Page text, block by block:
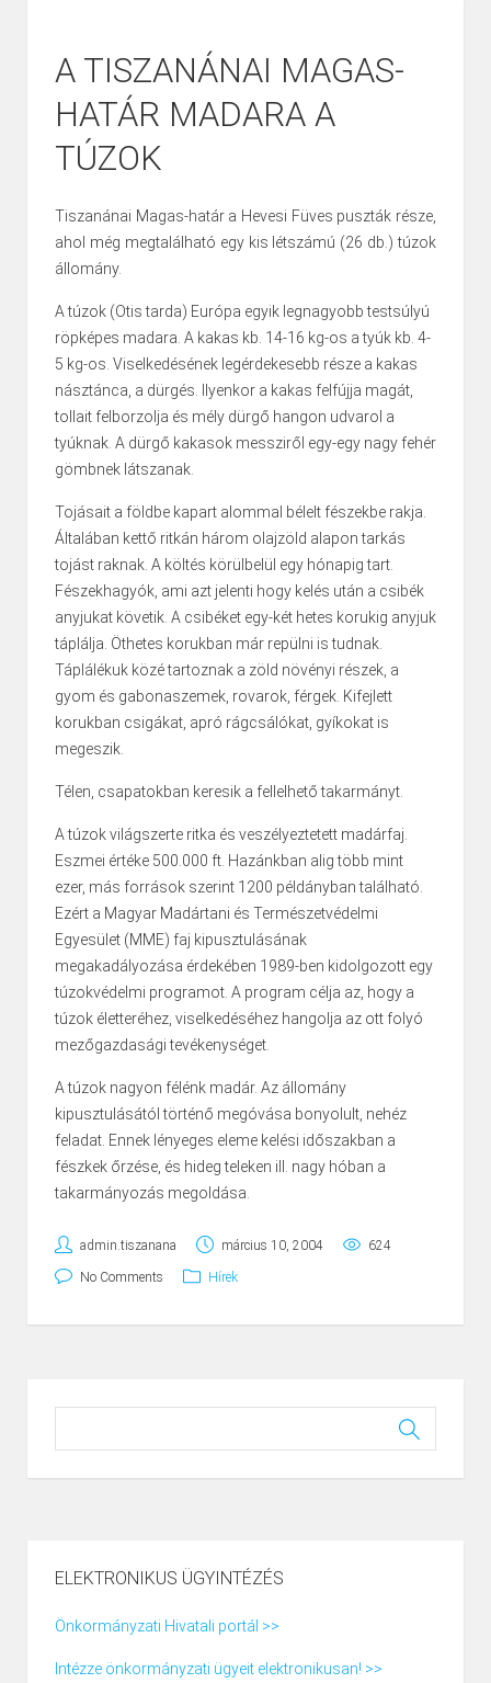
A TISZANÁNAI MAGAS-
HATÁR MADARA A
TÚZOK
Tiszanánai Magas-határ a Hevesi Füves puszták része,
ahol még megtalálható egy kis létszámú (26 db.) túzok
állomány.
A túzok (Otis tarda) Európa egyik legnagyobb testsúlyú
röpképes madara. A kakas kb. 14-16 kg-os a tyúk kb. 4-
5 kg-os. Viselkedésének legérdekesebb része a kakas
násztánca, a dürgés. Ilyenkor a kakas felfújja magát,
tollait felborzolja és mély dürgő hangon udvarol a
tyúknak. A dürgő kakasok messziről egy-egy nagy fehér
gömbnek látszanak.
Tojásait a földbe kapart alommal bélelt fészekbe rakja.
Általában kettő ritkán három olajzöld alapon tarkás
tojást raknak. A költés körülbelül egy hónapig tart.
Fészekhagyók, ami azt jelenti hogy kelés után a csibék
anyjukat követik. A csibéket egy-két hetes korukig anyjuk
táplálja. Öthetes korukban már repülni is tudnak.
Táplálékuk közé tartoznak a zöld növényi részek, a
gyom és gabonaszemek, rovarok, férgek. Kifejlett
korukban csigákat, apró rágcsálókat, gyíkokat is
megeszik.
Télen, csapatokban keresik a fellelhető takarmányt.
A túzok világszerte ritka és veszélyeztetett madárfaj.
Eszmei értéke 500.000 ft. Hazánkban alig több mint
ezer, más források szerint 1200 példányban található.
Ezért a Magyar Madártani és Természetvédelmi
Egyesület (MME) faj kipusztulásának
megakadályozása érdekében 1989-ben kidolgozott egy
túzokvédelmi programot. A program célja az, hogy a
túzok életteréhez, viselkedéséhez hangolja az ott folyó
mezőgazdasági tevékenységet.
A túzok nagyon félénk madár. Az állomány
kipusztulásától történő megóvása bonyolult, nehéz
feladat. Ennek lényeges eleme kelési időszakban a
fészkek őrzése, és hideg teleken ill. nagy hóban a
takarmányozás megoldása.
admin.tiszanana március 10, 2004 624
No Comments Hírek
ELEKTRONIKUS ÜGYINTÉZÉS
Önkormányzati Hivatali portál >>
Intézze önkormányzati ügyeit elektronikusan! >>